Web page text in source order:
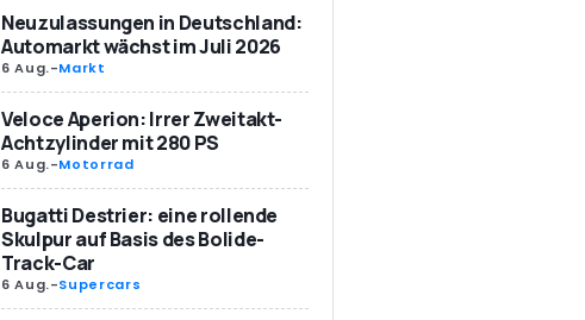
Neuzulassungen in Deutschland:
Automarkt wächst im Juli 2026
6 Aug.-Markt
Veloce Aperion: Irrer Zweitakt-
Achtzylinder mit 280 PS
6 Aug.-Motorrad
Bugatti Destrier: eine rollende
Skulpur auf Basis des Bolide-
Track-Car
6 Aug.-Supercars